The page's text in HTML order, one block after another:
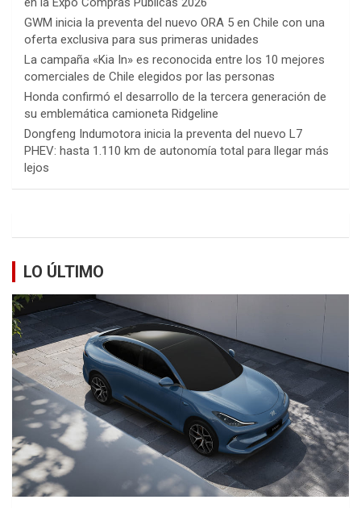
GWM inicia la preventa del nuevo ORA 5 en Chile con una
oferta exclusiva para sus primeras unidades
La campaña «Kia In» es reconocida entre los 10 mejores
comerciales de Chile elegidos por las personas
Honda confirmó el desarrollo de la tercera generación de
su emblemática camioneta Ridgeline
Dongfeng Indumotora inicia la preventa del nuevo L7
PHEV: hasta 1.110 km de autonomía total para llegar más
lejos
LO ÚLTIMO